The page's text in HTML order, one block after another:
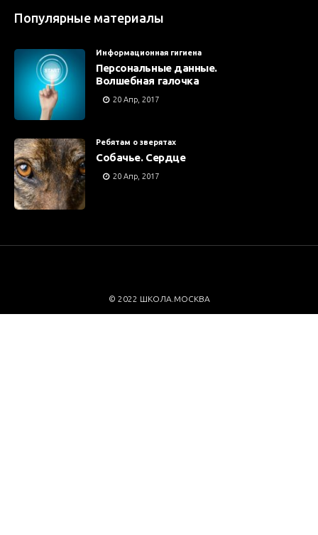
Популярные материалы
Информационная гигиена
Персональные данные.
Волшебная галочка
20 Апр, 2017
Ребятам о зверятах
Собачье. Сердце
20 Апр, 2017
© 2022 ШКОЛА.МОСКВА